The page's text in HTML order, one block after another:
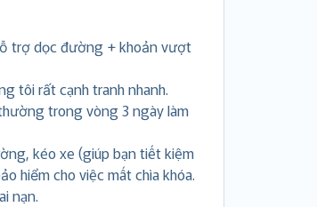
trợ dọc đường + khoản vượt
tôi rất cạnh tranh nhanh.
trong vòng 3 ngày làm
kéo xe (giúp bạn tiết kiệm
hiểm cho việc mất chìa khóa.
nạn.